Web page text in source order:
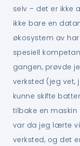
selv – det er ikke
ikke bare en
økosystem av
spesiell
gangen, prøvde
verksted (jeg vet,
kunne skifte
tilbake en maskin
var da jeg lærte
verksted, og det